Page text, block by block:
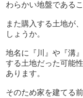
わらかい地盤である
また購入する土地が
しょうか。
地名に『川』や『溝
する土地だった可能
あります。
そのため家を建てる